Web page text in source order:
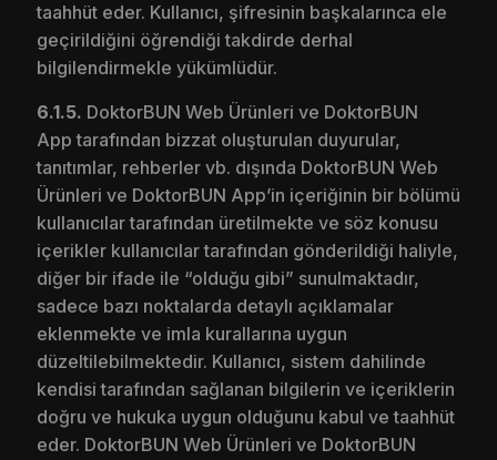
taahhüt eder. Kullanıcı, şifresinin başkalarınca ele
geçirildiğini öğrendiği takdirde derhal
bilgilendirmekle yükümlüdür.
6.1.5. DoktorBUN Web Ürünleri ve DoktorBUN
App tarafından bizzat oluşturulan duyurular,
tanıtımlar, rehberler vb. dışında DoktorBUN Web
Ürünleri ve DoktorBUN App’in içeriğinin bir bölümü
kullanıcılar tarafından üretilmekte ve söz konusu
içerikler kullanıcılar tarafından gönderildiği haliyle,
diğer bir ifade ile “olduğu gibi” sunulmaktadır,
sadece bazı noktalarda detaylı açıklamalar
eklenmekte ve imla kurallarına uygun
düzeltilebilmektedir. Kullanıcı, sistem dahilinde
kendisi tarafından sağlanan bilgilerin ve içeriklerin
doğru ve hukuka uygun olduğunu kabul ve taahhüt
eder. DoktorBUN Web Ürünleri ve DoktorBUN